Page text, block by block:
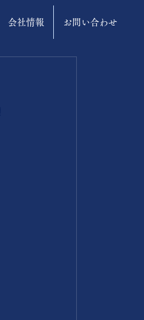
会社情報 お問い合わせ